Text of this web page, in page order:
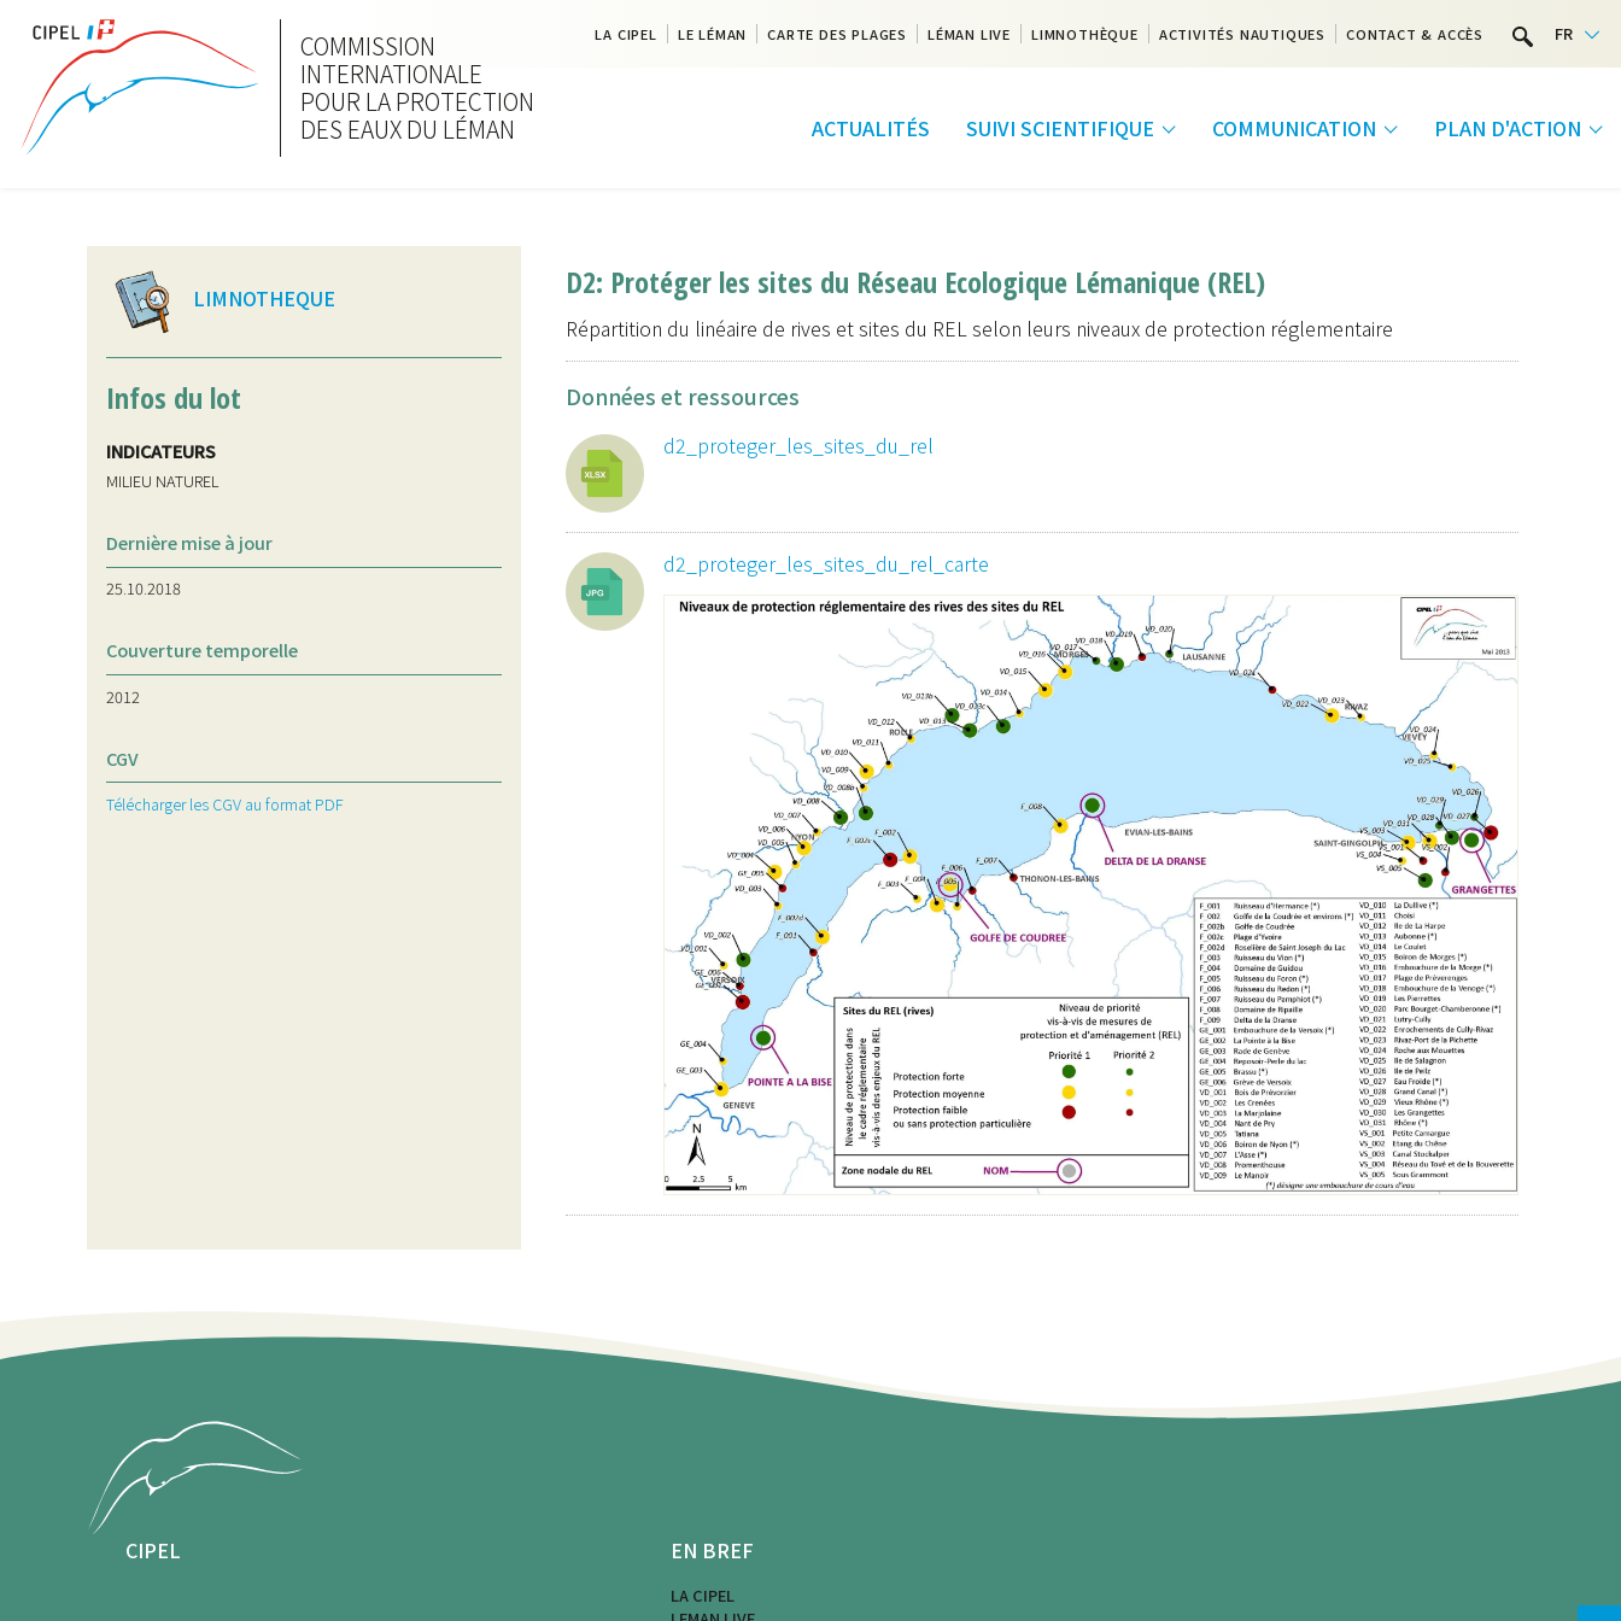
COMMISSION
INTERNATIONALE
POUR LA PROTECTION
DES EAUX DU LÉMAN
LA CIPEL LE LÉMAN CARTE DES PLAGES LÉMAN LIVE LIMNOTHÈQUE ACTIVITÉS NAUTIQUES CONTACT & ACCÈS FR
ACTUALITÉS SUIVI SCIENTIFIQUE COMMUNICATION PLAN D'ACTION
LIMNOTHEQUE
Infos du lot
INDICATEURS
MILIEU NATUREL
Dernière mise à jour
25.10.2018
Couverture temporelle
2012
CGV
Télécharger les CGV au format PDF
D2: Protéger les sites du Réseau Ecologique Lémanique (REL)
Répartition du linéaire de rives et sites du REL selon leurs niveaux de protection réglementaire
Données et ressources
d2_proteger_les_sites_du_rel
d2_proteger_les_sites_du_rel_carte
CIPEL EN BREF
LA CIPEL